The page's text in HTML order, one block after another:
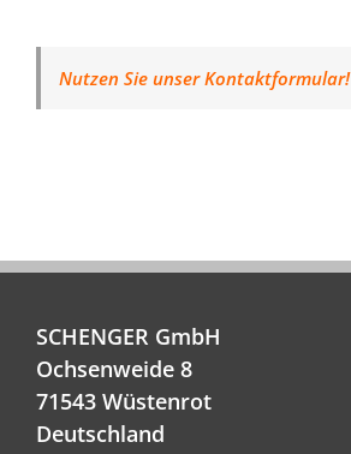
Nutzen Sie unser Kontaktformular!
SCHENGER GmbH
Ochsenweide 8
71543 Wüstenrot
Deutschland